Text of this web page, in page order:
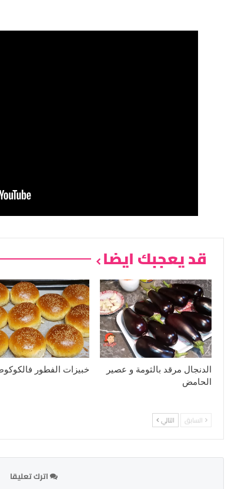
قد يعجبك ايضا
الدنجال مرقد بالثومة و عصير
الحامض
خبيزات الفطور
السابق التالي
اترك تعليقا